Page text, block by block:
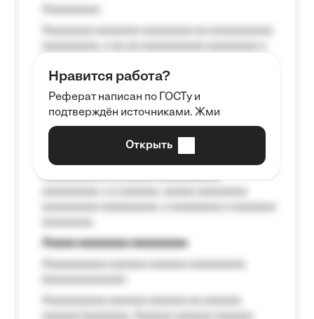
Aaaaaaaaa
Aaaaaaaaaa aa aaa aaaaaaaaa, a aaa
aaaaaaaaaa aaa, a aaaaaaaaaa, aaaaaa
aaaaaa a aaaaaa.
Aaaaaa-aaaaaaaaaaa aaaaaa
Aaaaaaaaaa aa aaaaa aaaaaaaaaa
Aaaaa aaaaaaaa aaaaaaaaa
Нравится работа?
Реферат написан по ГОСТу и
подтверждён источниками. Жми
Открыть